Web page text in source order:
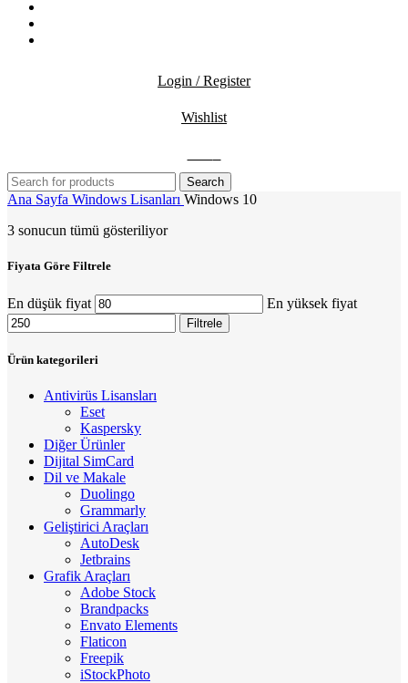
Login / Register
Wishlist
Search
Ana Sayfa Windows Lisanları Windows 10
3 sonucun tümü gösteriliyor
Fiyata Göre Filtrele
En düşük fiyat En yüksek fiyat
Filtrele
Ürün kategorileri
Antivirüs Lisansları
Eset
Kaspersky
Diğer Ürünler
Dijital SimCard
Dil ve Makale
Duolingo
Grammarly
Geliştirici Araçları
AutoDesk
Jetbrains
Grafik Araçları
Adobe Stock
Brandpacks
Envato Elements
Flaticon
Freepik
iStockPhoto